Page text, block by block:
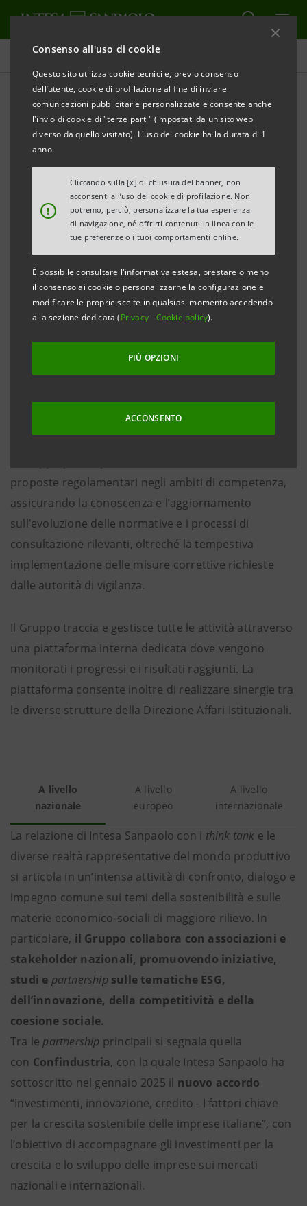
Consenso all'uso di cookie
Questo sito utilizza cookie tecnici e, previo consenso
dell’utente, cookie di profilazione al fine di inviare
comunicazioni pubblicitarie personalizzate e consente anche
l'invio di cookie di "terze parti" (impostati da un sito web
diverso da quello visitato). L'uso dei cookie ha la durata di 1
anno.
!
Cliccando sulla [x] di chiusura del banner, non
acconsenti all’uso dei cookie di profilazione. Non
potremo, perciò, personalizzare la tua esperienza
di navigazione, né offrirti contenuti in linea con le
tue preferenze o i tuoi comportamenti online.
È possibile consultare l'informativa estesa, prestare o meno
il consenso ai cookie o personalizzarne la configurazione e
modificare le proprie scelte in qualsiasi momento accedendo
alla sezione dedicata (Privacy- Cookie policy).
PIÙ OPZIONI
ACCONSENTO
Il governo della sostenibilità
Rapporti con le istituzioni
nazionali, europee e
internazionali e attività di
advocacy
Intesa Sanpaolo, attraverso l'Area di Governo
Chief Institutional Affairs and External
relazioni con le istituzioni, i regolatori e i
supervisori nazionali, europei e internazionali, le
associazioni di categoria, i think tank e gli altri
stakeholders, anche sui temi di sostenibilità.
proposte regolamentari negli ambiti di competenza,
assicurando la conoscenza e l’aggiornamento
sull’evoluzione delle normative e i processi di
consultazione rilevanti, oltreché la tempestiva
implementazione delle misure correttive richieste
dalle autorità di vigilanza.
Il Gruppo traccia e gestisce tutte le attività attraverso
una piattaforma interna dedicata dove vengono
monitorati i progressi e i risultati raggiunti. La
piattaforma consente inoltre di realizzare sinergie tra
le diverse strutture della Direzione Affari Istituzionali.
A livello
nazionale
A livello
europeo
A livello
internazionale
La relazione di Intesa Sanpaolo con i think tank e le
diverse realtà rappresentative del mondo produttivo
si articola in un’intensa attività di confronto, dialogo e
impegno comune sui temi della sostenibilità e sulle
materie economico-sociali di maggiore rilievo. In
particolare, il Gruppo collabora con associazioni e
stakeholder nazionali, promuovendo iniziative,
studi e partnership sulle tematiche ESG,
dell’innovazione, della competitività e della
coesione sociale.
Tra le partnership principali si segnala quella
con Confindustria, con la quale Intesa Sanpaolo ha
sottoscritto nel gennaio 2025 il nuovo accordo
“Investimenti, innovazione, credito - I fattori chiave
per la crescita sostenibile delle imprese italiane”, con
l’obiettivo di accompagnare gli investimenti per la
crescita e lo sviluppo delle imprese sui mercati
nazionali e internazionali.